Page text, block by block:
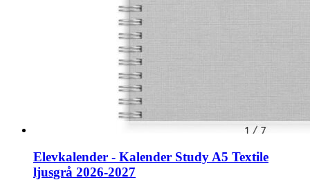
Elevkalender - Kalender Study A5 Textile
ljusgrå 2026-2027